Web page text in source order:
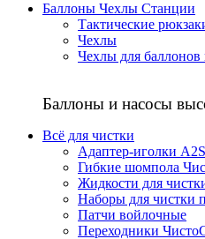
Баллоны Чехлы Станции
Тактические
Чехлы
Чехлы для
Баллоны и насосы
Всё для чистки
Адаптер-иголки
Гибкие шомпола
Жидкости для
Наборы для чистки
Патчи войлочные
Переходники